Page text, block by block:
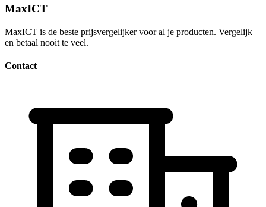
MaxICT
MaxICT is de beste prijsvergelijker voor al je producten. Vergelijk
en betaal nooit te veel.
Contact